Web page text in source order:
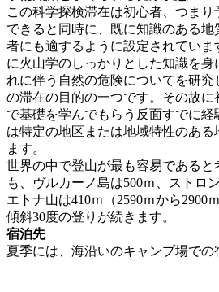
この科学探検滞在は初心者、つま
できると同時に、既に知識のある
者にも適するように設定されてい
に火山学のしっかりとした知識を
れに伴う自然の危険についてを研究
の滞在の目的の一つです。その故
で基礎を学んでもらう反面すでに経
は特定の地区または地域特性のあ
ます。
世界の中で登山が最も容易であると
も、ヴルカーノ島は500ｍ、ストロ
エトナ山は410ｍ（2590ｍから2900
傾斜30度の登りが続きます。
宿泊先
夏季には、海沿いのキャンプ場での